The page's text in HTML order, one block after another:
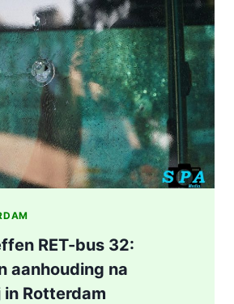
RET-bus 32:
aanhouding na
Rotterdam